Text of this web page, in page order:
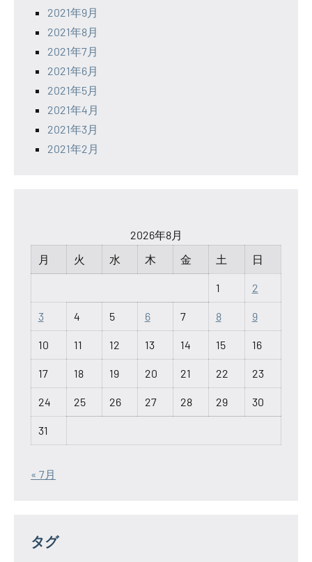
2021年9月
2021年8月
2021年7月
2021年6月
2021年5月
2021年4月
2021年3月
2021年2月
2026年8月
月
火 水 木 金 土 日
1 2
3 4 5 6 7 8 9
10 11 12 13 14 15 16
17 18 19 20 21 22 23
24 25 26 27 28 29 30
31
« 7月
タグ